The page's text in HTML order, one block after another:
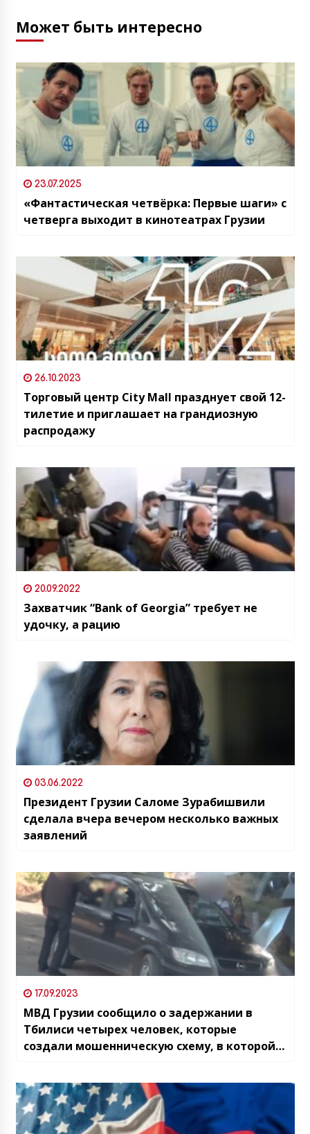
Может быть интересно
23.07.2025
«Фантастическая четвёрка: Первые шаги» с
четверга выходит в кинотеатрах Грузии
26.10.2023
Торговый центр City Mall празднует свой 12-
тилетие и приглашает на грандиозную
распродажу
20.09.2022
Захватчик “Bank of Georgia” требует не
удочку, а рацию
03.06.2022
Президент Грузии Саломе Зурабишвили
сделала вчера вечером несколько важных
заявлений
17.09.2023
МВД Грузии сообщило о задержании в
Тбилиси четырех человек, которые
создали мошенническую схему, в которой